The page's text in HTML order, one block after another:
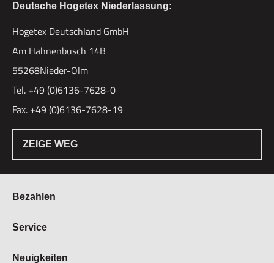
Deutsche Hogetex Niederlassung:
Hogetex Deutschland GmbH
Am Hahnenbusch 14B
55268Nieder-Olm
Tel. +49 (0)6136-7628-0
Fax. +49 (0)6136-7628-19
ZEIGE WEG
Bezahlen
Bestellung & Zahlung
Service
Über Hogetex
Neuigkeiten